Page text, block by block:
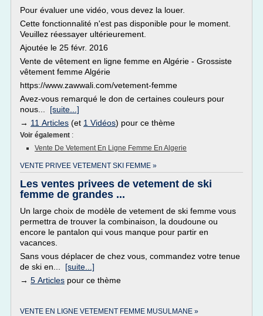
Pour évaluer une vidéo, vous devez la louer.
Cette fonctionnalité n'est pas disponible pour le moment.
Veuillez réessayer ultérieurement.
Ajoutée le 25 févr. 2016
Vente de vêtement en ligne femme en Algérie - Grossiste
vêtement femme Algérie
https://www.zawwali.com/vetement-femme
Avez-vous remarqué le don de certaines couleurs pour
nous... [suite...]
→ 11 Articles (et 1 Vidéos) pour ce thème
Voir également :
Vente De Vetement En Ligne Femme En Algerie
VENTE PRIVEE VETEMENT SKI FEMME »
Les ventes privees de vetement de ski
femme de grandes ...
Un large choix de modèle de vetement de ski femme vous
permettra de trouver la combinaison, la doudoune ou
encore le pantalon qui vous manque pour partir en
vacances.
Sans vous déplacer de chez vous, commandez votre tenue
de ski en... [suite...]
→ 5 Articles pour ce thème
VENTE EN LIGNE VETEMENT FEMME MUSULMANE »